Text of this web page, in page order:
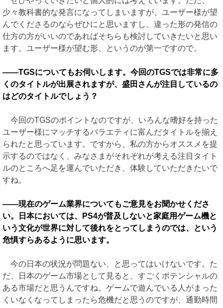
少々教科書的な発言になってしまいますが、ユーザー様が望
んでくださるのならぜひにと思いますし、違った形の発信の
仕方の方がいいのであればそちらも検討していきたいと思い
ます。ユーザー様が望む形、というのが第一ですので。
――TGSについてもお伺いします。今回のTGSでは非常に多
くのタイトルが出展されますが、盛田さんが注目しているの
はどのタイトルでしょう？
今回のTGSのポイントなのですが、いろんな嗜好を持った
ユーザー様にマッチするバラエティに富んだタイトルを揃え
られたと思っています。ですから、私の方からオススメを提
示するのではなく、みなさまがそれぞれが考える注目タイト
ルのところへ足を運んでいただき、体験していただきたいで
すね。
――現在のゲーム業界についてもご意見をお聞かせくださ
い。日本においては、PS4が普及しないと家庭用ゲーム機と
いう文化が世界に対して後れをとってしまうのでは、という
危惧すらあるように思います。
今の日本の状況が問題ない、と思ってはいけないです。た
だ、日本のゲーム市場として見ると、すごくポテンシャルの
ある市場だと思うんですね。ゲームで遊んでいる人がまった
くいなくなってしまったら危機だと思うのですが、通勤時間